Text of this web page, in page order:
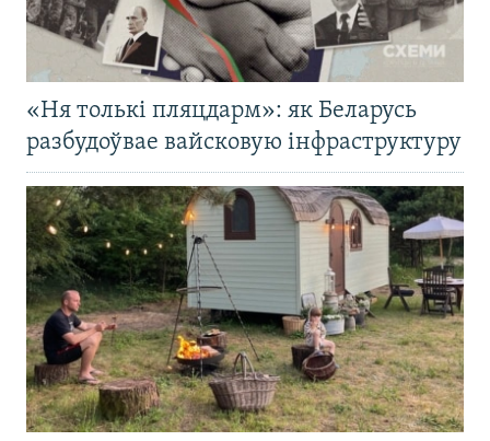
«Ня толькі пляцдарм»: як Беларусь
разбудоўвае вайсковую інфраструктуру